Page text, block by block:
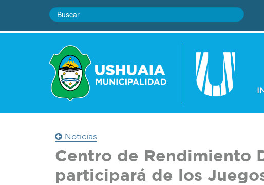
Noticias
Centro de Rendimiento
participará de los